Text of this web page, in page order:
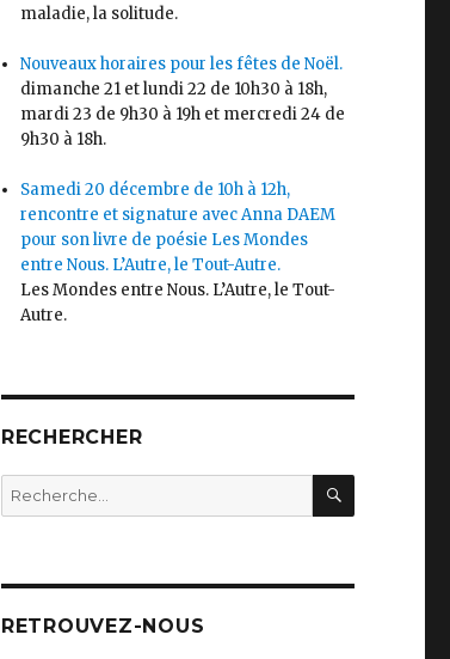
maladie, la solitude.
Nouveaux horaires pour les fêtes de Noël.
dimanche 21 et lundi 22 de 10h30 à 18h,
mardi 23 de 9h30 à 19h et mercredi 24 de
9h30 à 18h.
Samedi 20 décembre de 10h à 12h,
rencontre et signature avec Anna DAEM
pour son livre de poésie Les Mondes
entre Nous. L’Autre, le Tout-Autre.
Les Mondes entre Nous. L’Autre, le Tout-
Autre.
RECHERCHER
Recherche
pour
RETROUVEZ-NOUS